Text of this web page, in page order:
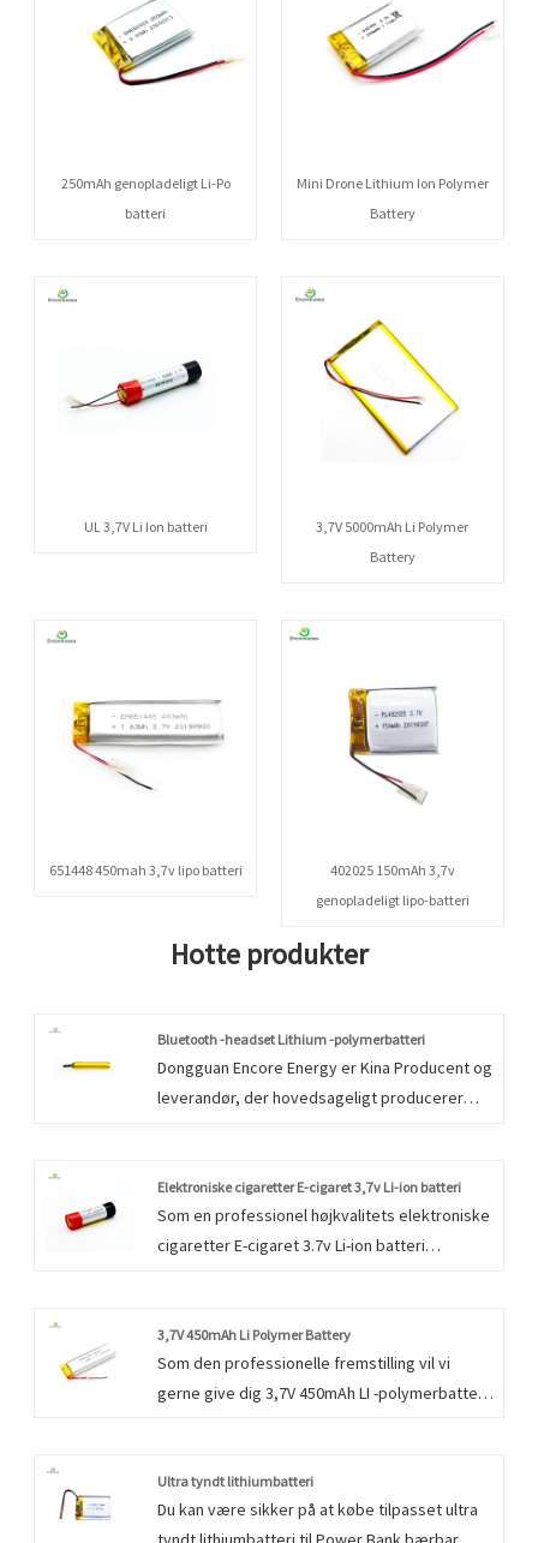
250mAh genopladeligt Li-Po
batteri
Mini Drone Lithium Ion Polymer
Battery
UL 3,7V Li Ion batteri
3,7V 5000mAh Li Polymer
Battery
651448 450mah 3,7v lipo batteri
402025 150mAh 3,7v
genopladeligt lipo-batteri
Hotte produkter
Bluetooth -headset Lithium -polymerbatteri
Dongguan Encore Energy er Kina Producent og
leverandør, der hovedsageligt producerer
forretningsforhold med dig.
Elektroniske cigaretter E-cigaret 3,7v Li-ion batteri
Som en professionel højkvalitets elektroniske
cigaretter E-cigaret 3.7v Li-ion batteri
batteri fra vores fabrik, og vi vil tilbyde dig
den bedste eftersalgsservice og rettidig
levering. Vi stræber efter at give kunderne
3,7V 450mAh Li Polymer Battery
Som den professionelle fremstilling vil vi
gerne give dig 3,7V 450mAh LI -polymerbatteri.
varekvaliteten inden forsendelse.
Ultra tyndt lithiumbatteri
Du kan være sikker på at købe tilpasset ultra